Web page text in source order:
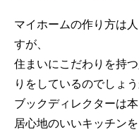
マイホームの作り方は
すが、
住まいにこだわりを持
りをしているのでしょう
ブックディレクターは
居心地のいいキッチンを